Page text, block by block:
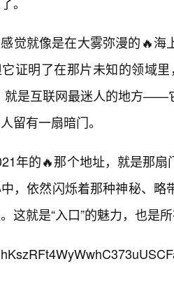
觉就像是在大雾弥漫的🔥
证明了在那片未知的领域
就是互联网最迷人的地方——
留有一扇暗门。
年的🔥那个地址，就是那
，依然闪烁着那种神秘、
这就是“入口”的魅力，也是